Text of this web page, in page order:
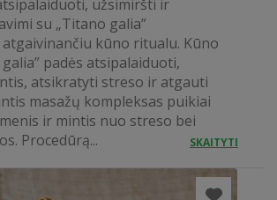
užsimiršti ir
su „Titano galia”
kūno ritualu. Kūno
padės atsipalaiduoti,
atsikratyti streso ir atgauti
masažų kompleksas puikiai
ir mintis nuo streso bei
Procedūrą...
SKAITYTI